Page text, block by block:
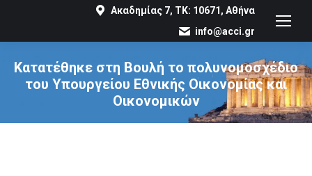
Ακαδημίας 7, ΤΚ: 10671, Αθήνα
info@acci.gr
Κατατέθηκε στη Βουλή το πολυνομοσχέδιο
του Υπουργείου Εθνικής Οικονομίας και
Οικονομικών
You are here: